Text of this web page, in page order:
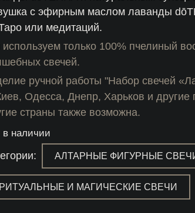
с эфирным маслом лаванды
или медитаций.
только 100% пчелиный
свечей.
ручной работы "Набор свечей
Одесса, Днепр, Харьков и другие
страны также возможна.
в наличии
АЛТАРНЫЕ ФИГУРНЫЕ
РИТУАЛЬНЫЕ И МАГИЧЕСКИЕ СВЕЧИ